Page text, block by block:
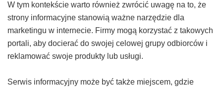
W tym kontekście warto również zwrócić uwagę na to, że
strony informacyjne stanowią ważne narzędzie dla
marketingu w internecie. Firmy mogą korzystać z takowych
portali, aby docierać do swojej celowej grupy odbiorców i
reklamować swoje produkty lub usługi.
Serwis informacyjny może być także miejscem, gdzie